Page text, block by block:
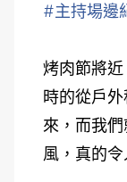
#主持場邊
烤肉節將
時的從戶外
來，而我
風，真的令